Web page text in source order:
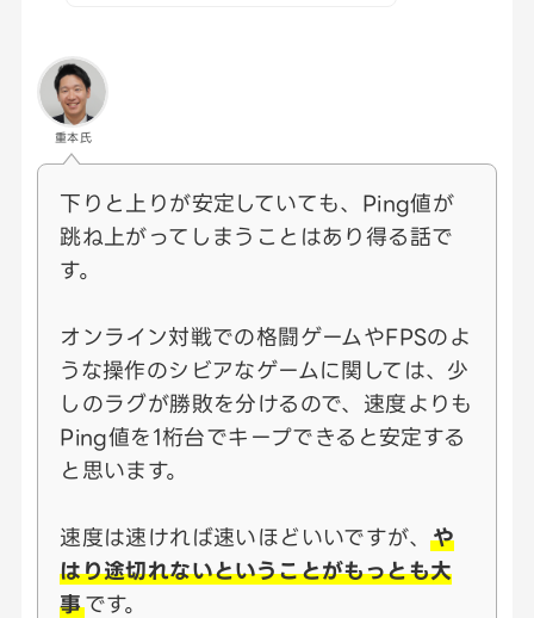
重本氏
下りと上りが安定していても、Ping値が
跳ね上がってしまうことはあり得る話で
す。
オンライン対戦での格闘ゲームやFPSのよ
うな操作のシビアなゲームに関しては、少
しのラグが勝敗を分けるので、速度よりも
Ping値を1桁台でキープできると安定する
と思います。
速度は速ければ速いほどいいですが、や
はり途切れないということがもっとも大
事です。